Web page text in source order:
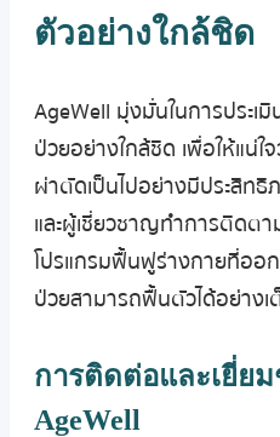
ตัวอย่างใกล้ชิด
AgeWell มุ่งมั่นในการประ
ป่วยอย่างใกล้ชิด เพื่อให้แน่
ผ่าตัดเป็นไปอย่างมีประสิท
และผู้เชี่ยวชาญทำการติดต
โปรแกรมฟื้นฟูร่างกายที่ออ
ป่วยสามารถฟื้นตัวได้อย่างเ
การติดต่อและเยี่ย
AgeWell